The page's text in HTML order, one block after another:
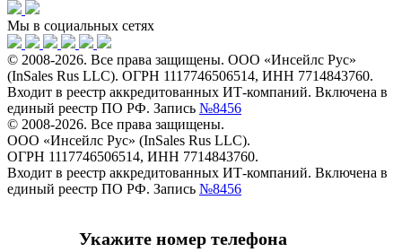
Мы в социальных сетях
© 2008-2026. Все права защищены. ООО «Инсейлс Рус»
(InSales Rus LLC). ОГРН 1117746506514, ИНН 7714843760.
Входит в реестр аккредитованных ИТ-компаний. Включена в
единый реестр ПО РФ. Запись №8456
© 2008-2026. Все права защищены.
ООО «Инсейлс Рус» (InSales Rus LLC).
ОГРН 1117746506514, ИНН 7714843760.
Входит в реестр аккредитованных ИТ-компаний. Включена в
единый реестр ПО РФ. Запись №8456
Укажите номер телефона